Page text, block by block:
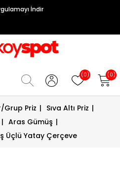
İndir
(0) (0)
Priz | Sıva Altı Priz |
| Aras Gümüş |
Üçlü Yatay Çerçeve